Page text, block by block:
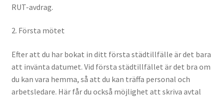
RUT-avdrag.
2. Första mötet
Efter att du har bokat in ditt första städtillfälle är det bara
att invänta datumet. Vid första städtillfället är det bra om
du kan vara hemma, så att du kan träffa personal och
arbetsledare. Här får du också möjlighet att skriva avtal